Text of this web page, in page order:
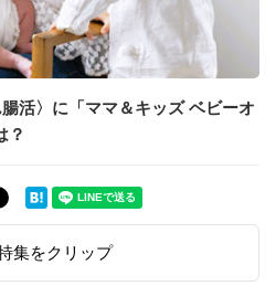
活〉に「ママ＆キッズ ベビーオ
？
集をクリップ